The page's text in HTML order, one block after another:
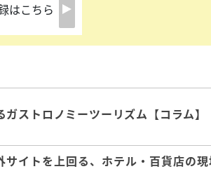
はこちら
ストロノミーツーリズム【コラム】
イトを上回る、ホテル・百貨店の